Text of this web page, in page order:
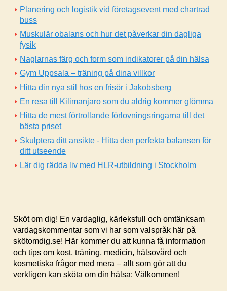
Planering och logistik vid företagsevent med chartrad
buss
Muskulär obalans och hur det påverkar din dagliga
fysik
Naglarnas färg och form som indikatorer på din hälsa
Gym Uppsala – träning på dina villkor
Hitta din nya stil hos en frisör i Jakobsberg
En resa till Kilimanjaro som du aldrig kommer glömma
Hitta de mest förtrollande förlovningsringarna till det
bästa priset
Skulptera ditt ansikte - Hitta den perfekta balansen för
ditt utseende
Lär dig rädda liv med HLR-utbildning i Stockholm
Sköt om dig! En vardaglig, kärleksfull och omtänksam
vardagskommentar som vi har som valspråk här på
skötomdig.se! Här kommer du att kunna få information
och tips om kost, träning, medicin, hälsovård och
kosmetiska frågor med mera – allt som gör att du
verkligen kan sköta om din hälsa: Välkommen!